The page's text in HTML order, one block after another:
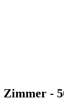
-